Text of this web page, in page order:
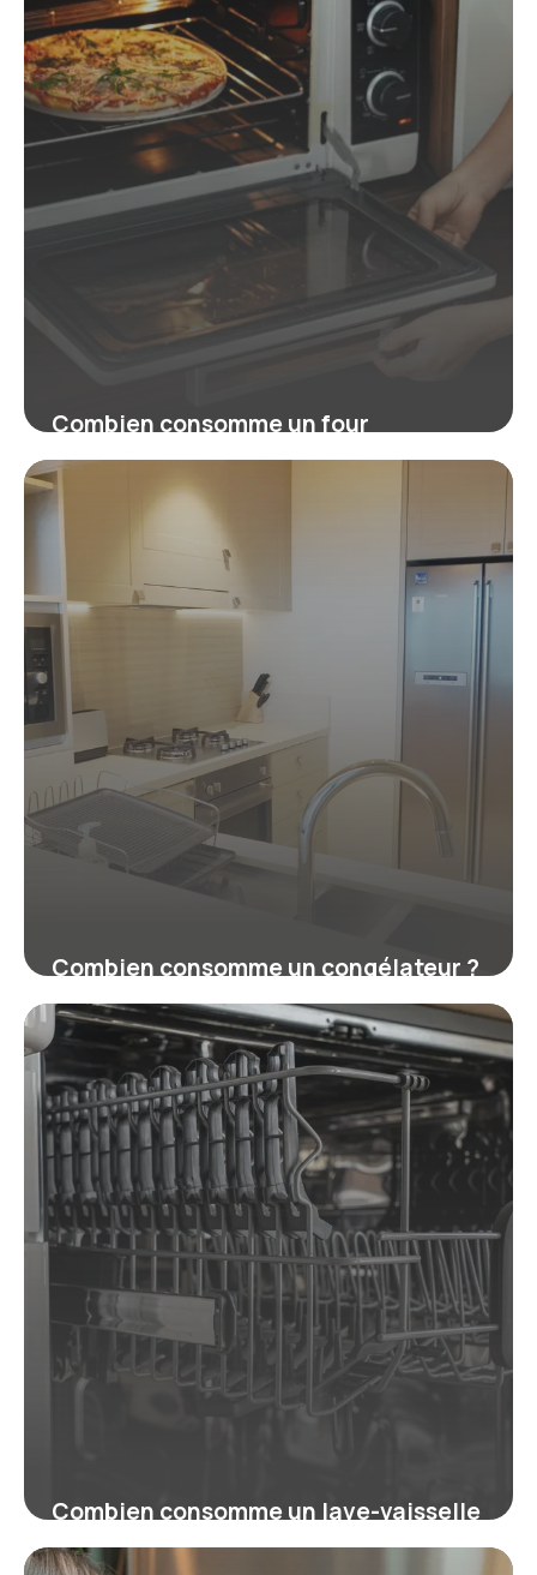
Combien consomme un four
électrique ? Le guide clair et pratique
16 juillet 2026
Combien consomme un congélateur ?
Coût réel sur la facture
16 juillet 2026
Combien consomme un lave-vaisselle
? kWh, coût et budget 2026